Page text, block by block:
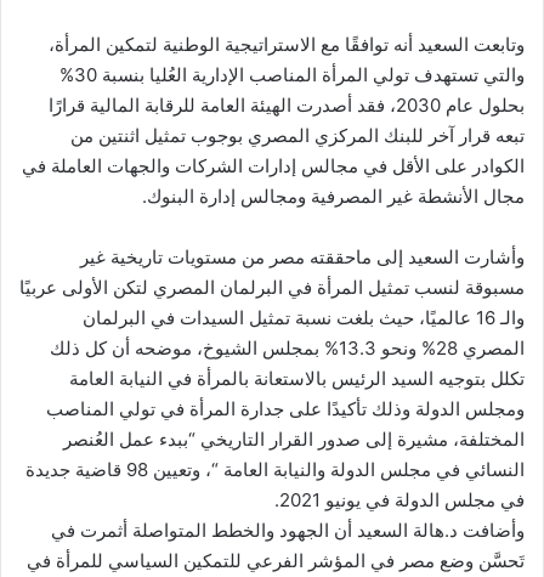
وتابعت السعيد أنه توافقًا مع الاستراتيجية الوطنية لتمكين المرأة،
والتي تستهدف تولي المرأة المناصب الإدارية العُليا بنسبة 30%
بحلول عام 2030، فقد أصدرت الهيئة العامة للرقابة المالية قرارًا
تبعه قرار آخر للبنك المركزي المصري بوجوب تمثيل اثنتين من
الكوادر على الأقل في مجالس إدارات الشركات والجهات العاملة في
مجال الأنشطة غير المصرفية ومجالس إدارة البنوك.
وأشارت السعيد إلى ماحققته مصر من مستويات تاريخية غير
مسبوقة لنسب تمثيل المرأة في البرلمان المصري لتكن الأولى عربيًا
والـ 16 عالميًا، حيث بلغت نسبة تمثيل السيدات في البرلمان
المصري 28% ونحو 13.3% بمجلس الشيوخ، موضحه أن كل ذلك
تكلل بتوجيه السيد الرئيس بالاستعانة بالمرأة في النيابة العامة
ومجلس الدولة وذلك تأكيدًا على جدارة المرأة في تولي المناصب
المختلفة، مشيرة إلى صدور القرار التاريخي “ببدء عمل العُنصر
النسائي في مجلس الدولة والنيابة العامة “، وتعيين 98 قاضية جديدة
في مجلس الدولة في يونيو 2021.
وأضافت د.هالة السعيد أن الجهود والخطط المتواصلة أثمرت في
تَحسَّن وضع مصر في المؤشر الفرعي للتمكين السياسي للمرأة في